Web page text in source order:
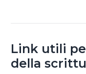
Link utili
della